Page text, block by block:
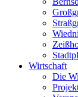
Wirtschaft
Die